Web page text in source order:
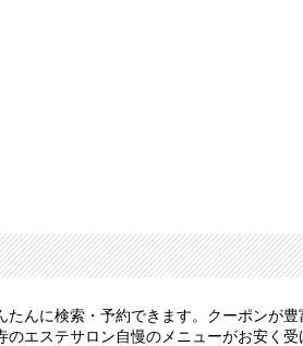
んに検索・予約できます。クーポンが
エステサロン自慢のメニューがお安く